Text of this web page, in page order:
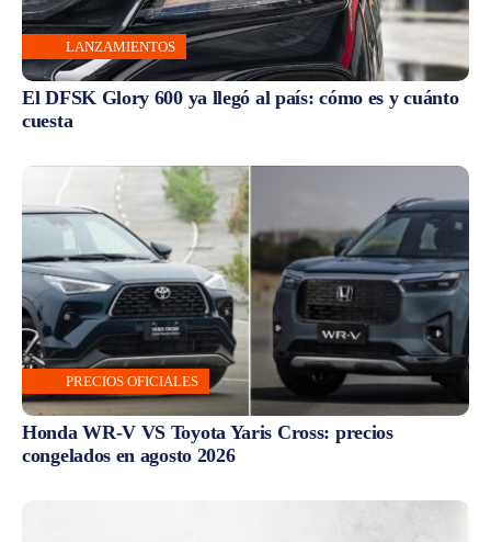
LANZAMIENTOS
El DFSK Glory 600 ya llegó al país: cómo es y cuánto
cuesta
PRECIOS OFICIALES
Honda WR-V VS Toyota Yaris Cross: precios
congelados en agosto 2026